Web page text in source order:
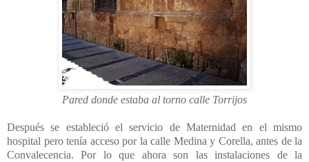
Pared donde estaba al torno calle Torrijos
Después se estableció el servicio de Maternidad en el mismo
hospital pero tenía acceso por la calle Medina y Corella, antes de la
Convalecencia. Por lo que ahora son las instalaciones de la